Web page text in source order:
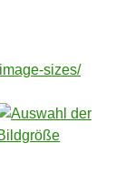
sizes/